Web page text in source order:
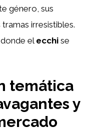
género, sus
irresistibles.
donde el ecchi se
temática
y